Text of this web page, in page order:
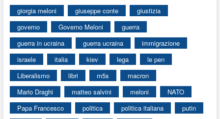
giorgia meloni
giuseppe conte
giustizia
governo
Governo Meloni
guerra
guerra in ucraina
guerra ucraina
immigrazione
israele
italia kiev lega
le pen
Liberalismo
libri m5s
macron
Mario Draghi
matteo salvini meloni
NATO
Papa Francesco
politica politica italiana
putin